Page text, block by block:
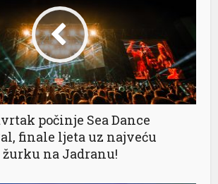
počinje Sea Dance
finale ljeta uz najveću
žurku na Jadranu!